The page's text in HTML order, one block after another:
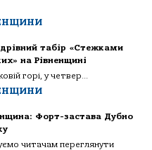
табір «Стежками
на Рівненщині
горі, у четвер...
Форт-застава Дубно
читачам переглянути